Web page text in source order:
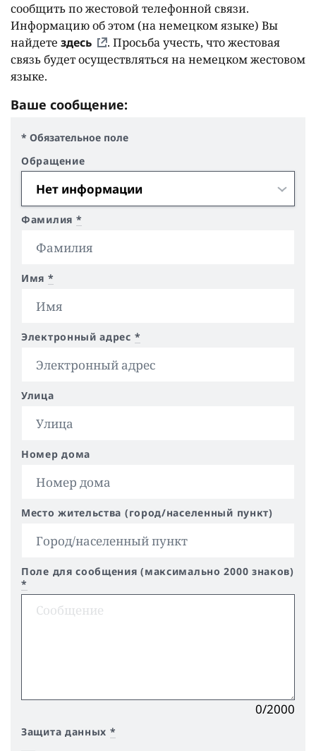
сообщить по жестовой телефонной связи.
Информацию об этом (на немецком языке) Вы
найдете здесь
. Просьба учесть, что жестовая
связь будет осуществляться на немецком жестовом
языке.
Ваше сообщение:
* Обязательное поле
Обращение
Фамилия *
Имя *
Электронный адрес *
Улица
Номер дома
Место жительства (город/населенный пункт)
Поле для сообщения (максимально 2000 знаков)
*
0/2000
Защита данных *